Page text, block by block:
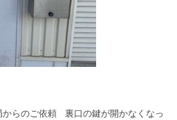
らのご依頼 裏口の鍵が開かなくなっ